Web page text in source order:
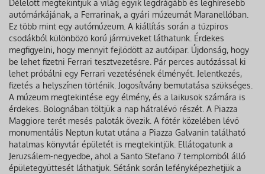
Délelőtt megtekintjük a világ egyik legdrágább és leghíresebb
autómárkájának, a Ferrarinak, a gyári múzeumát Maranellóban.
Ez több mint egy autómúzeum. A kiállítás során a tűzpiros
csodákból különböző korú járműveket láthatunk. Érdekes
megfigyelni, hogy mennyit fejlődött az autóipar. Újdonság, hogy
be lehet fizetni Ferrari tesztvezetésre. Pár perces autózással ki
lehet próbálni egy Ferrari vezetésének élményét. Jelentkezés,
fizetés a helyszínen történik. Jogosítvány bemutatása szükséges.
A múzeum megtekintése egy élmény, és a laikusok számára is
érdekes. Bolognában töltjük a nap hátralévő részét. A Piazza
Maggiore terét mesés paloták övezik. A főtér közelében lévő
monumentális Neptun kutat utána a Piazza Galvanin található
hatalmas könyvtár épületét is megtekintjük. Ellátogatunk a
Jeruzsálem-negyedbe, ahol a Santo Stefano 7 templomból álló
épületegyüttesét láthatjuk. Sétánk során lefényképezhetjük a